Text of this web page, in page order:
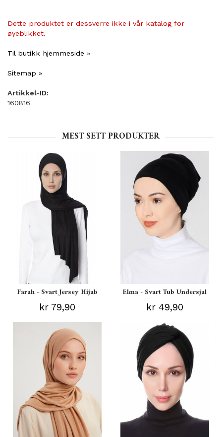
Dette produktet er dessverre ikke i vår katalog for
øyeblikket.
Til butikk hjemmeside »
Sitemap »
Artikkel-ID:
160816
MEST SETT PRODUKTER
Farah - Svart Jersey Hijab
kr 79,90
Elma - Svart Tub Undersjal
kr 49,90